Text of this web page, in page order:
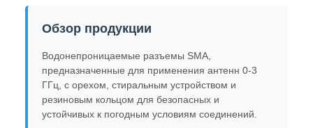
Обзор продукции
Водонепроницаемые разъемы SMA,
предназначенные для применения антенн 0-3
ГГц, с орехом, стиральным устройством и
резиновым кольцом для безопасных и
устойчивых к погодным условиям соединений.